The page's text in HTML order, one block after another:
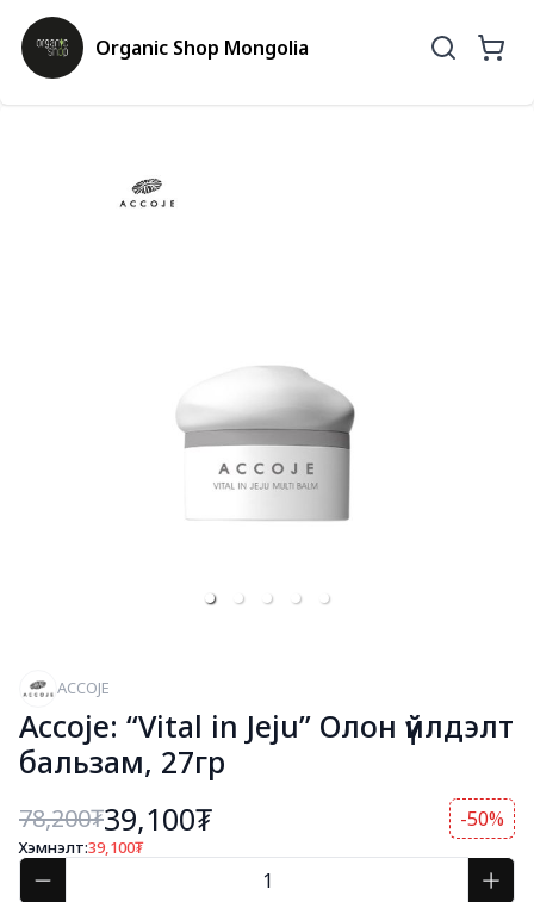
Organic Shop Mongolia
ACCOJE
Accoje: “Vital in Jeju” Олон үйлдэлт
бальзам, 27гр
78,200₮39,100₮ -50%
Хэмнэлт:39,100₮